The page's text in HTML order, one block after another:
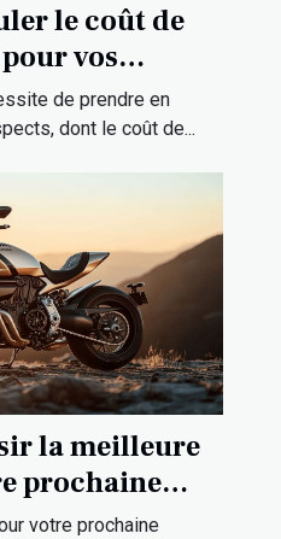
le coût de
vos
de prendre en
dont le coût de...
la meilleure
prochaine
votre prochaine